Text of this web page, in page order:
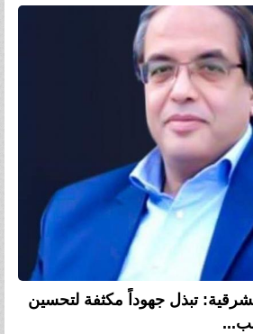
تبذل جهوداً مكثفة لتحسين